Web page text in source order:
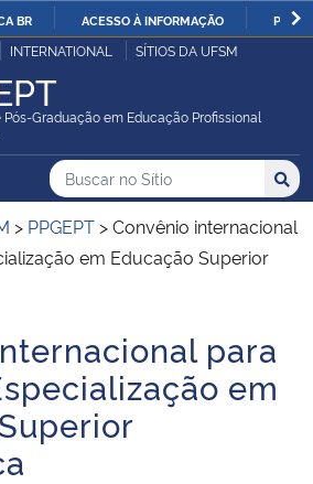
IR
O
BR ACESSO À INFORMAÇÃO
Pública
e Abastecimento
INTERNATIONAL SÍTIOS DA UFSM
Pós-Graduação em Educação Profissional
do Sítio
Busca
Buscar no no Sítio
Busca:
> PPGEPT >Convênio internacional
em Educação Superior
para
em